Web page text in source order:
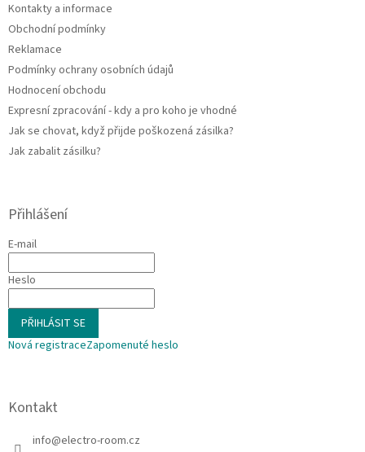
Kontakty a informace
Obchodní podmínky
Reklamace
Podmínky ochrany osobních údajů
Hodnocení obchodu
Expresní zpracování - kdy a pro koho je vhodné
Jak se chovat, když přijde poškozená zásilka?
Jak zabalit zásilku?
Přihlášení
E-mail
Heslo
PŘIHLÁSIT SE
Nová registraceZapomenuté heslo
Kontakt
info@electro-room.cz